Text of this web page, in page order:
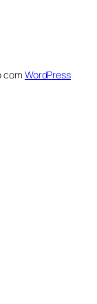
com WordPress